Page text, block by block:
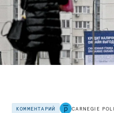
КОММЕНТАРИЙ CARNEGIE